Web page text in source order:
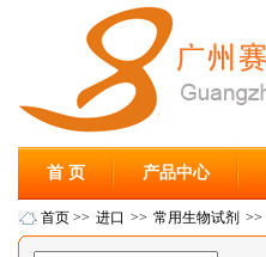
首 页 产品中心
首页 >> 进口 >> 常用生物试剂 >>